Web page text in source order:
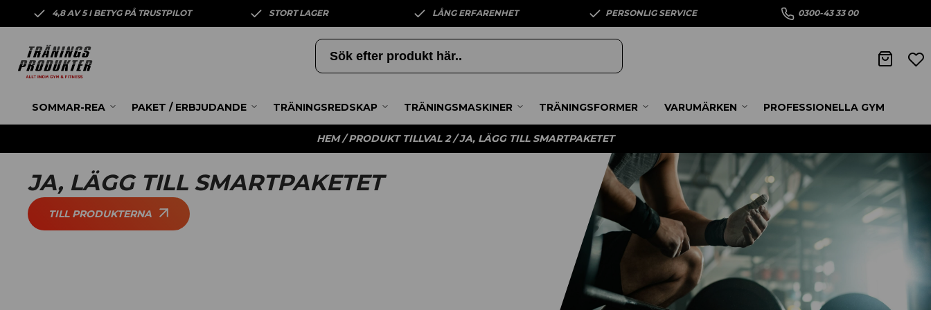
4,8 AV 5 I BETYG PÅ TRUSTPILOT STORT LAGER LÅNG ERFARENHET PERSONLIG SERVICE 0300-43 33 00
SOMMAR-REA PAKET / ERBJUDANDE TRÄNINGSREDSKAP TRÄNINGSMASKINER TRÄNINGSFORMER VARUMÄRKEN PROFESSIONELLA GYM
HEM/ PRODUKT TILLVAL 2 / JA, LÄGG TILL SMARTPAKETET
JA, LÄGG TILL SMARTPAKETET
TILL PRODUKTERNA